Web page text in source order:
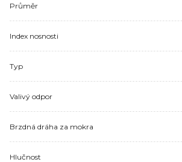
Průměr
Index nosnosti
Typ
Valivý odpor
Brzdná dráha za mokra
Hlučnost